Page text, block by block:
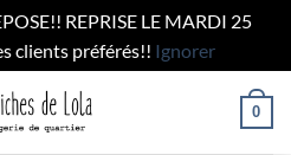
REPRISE LE MARDI 25
clients préférés!! Ignorer
0